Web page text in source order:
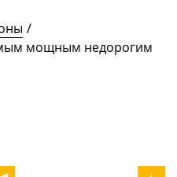
/
мощным недорогим